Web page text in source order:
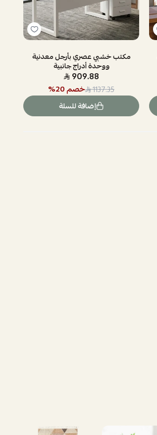
مكتب خشبي عصري بأرجل معدنية
ووحدة أدراج جانبية
909.88
1137.35 خصم20
%
إضافة للسلة